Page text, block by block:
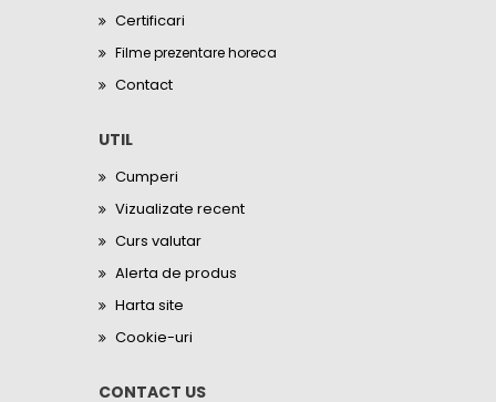
Certificari
Filme prezentare horeca
Contact
UTIL
Cumperi
Vizualizate recent
Curs valutar
Alerta de produs
Harta site
Cookie-uri
CONTACT US